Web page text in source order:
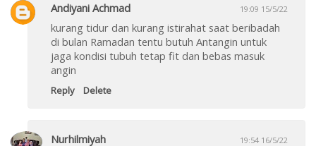
Andiyani Achmad 19:09 15/5/22
kurang tidur dan kurang istirahat saat beribadah
di bulan Ramadan tentu butuh Antangin untuk
jaga kondisi tubuh tetap fit dan bebas masuk
angin
Reply Delete
Nurhilmiyah 19:54 16/5/22